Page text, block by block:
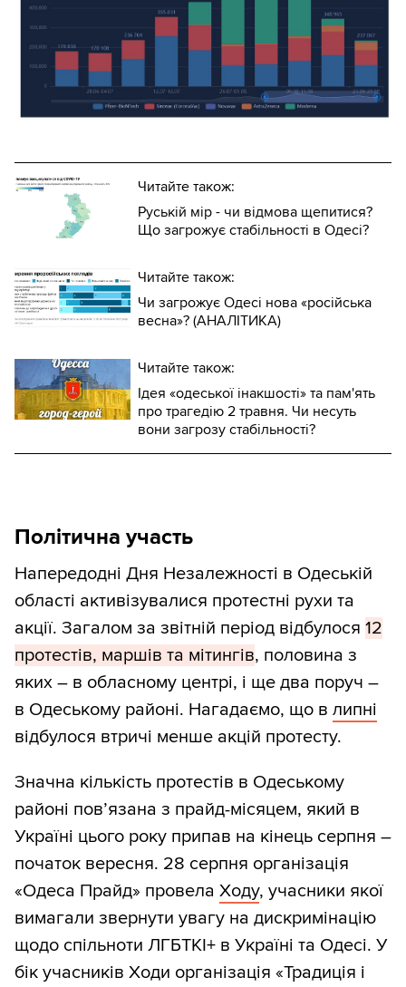
Читайте також:
Руській мір - чи відмова щепитися?
Що загрожує стабільності в Одесі?
Читайте також:
Чи загрожує Одесі нова «російська
весна»? (АНАЛІТИКА)
Читайте також:
Ідея «одеської інакшості» та пам'ять
про трагедію 2 травня. Чи несуть
вони загрозу стабільності?
Політична участь
Напередодні Дня Незалежності в Одеській
області активізувалися протестні рухи та
акції. Загалом за звітній період відбулося 12
протестів, маршів та мітингів, половина з
яких – в обласному центрі, і ще два поруч –
в Одеському районі. Нагадаємо, що в липні
відбулося втричі менше акцій протесту.
Значна кількість протестів в Одеському
районі пов’язана з прайд-місяцем, який в
Україні цього року припав на кінець серпня –
початок вересня. 28 серпня організація
«Одеса Прайд» провела Ходу, учасники якої
вимагали звернути увагу на дискримінацію
щодо спільноти ЛГБТКІ+ в Україні та Одесі. У
бік учасників Ходи організація «Традиція і